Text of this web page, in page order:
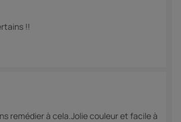
!!
remédier à cela.Jolie couleur et facile à